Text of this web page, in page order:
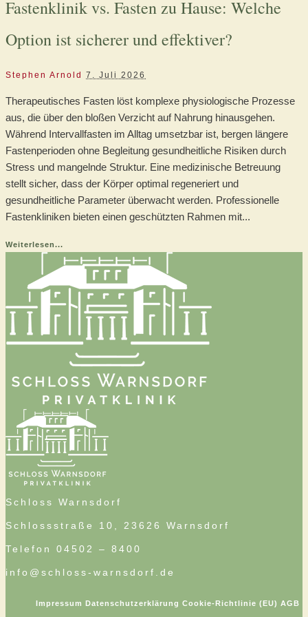
Fastenklinik vs. Fasten zu Hause: Welche
Option ist sicherer und effektiver?
Stephen Arnold 7. Juli 2026
Therapeutisches Fasten löst komplexe physiologische Prozesse
aus, die über den bloßen Verzicht auf Nahrung hinausgehen.
Während Intervallfasten im Alltag umsetzbar ist, bergen längere
Fastenperioden ohne Begleitung gesundheitliche Risiken durch
Stress und mangelnde Struktur. Eine medizinische Betreuung
stellt sicher, dass der Körper optimal regeneriert und
gesundheitliche Parameter überwacht werden. Professionelle
Fastenkliniken bieten einen geschützten Rahmen mit...
Weiterlesen...
Schloss Warnsdorf
Schlossstraße 10, 23626 Warnsdorf
Telefon 04502 – 8400
info@schloss-warnsdorf.de
Impressum Datenschutzerklärung Cookie-Richtlinie (EU) AGB